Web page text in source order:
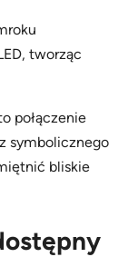
tworząc
połączenie
symbolicznego
bliskie